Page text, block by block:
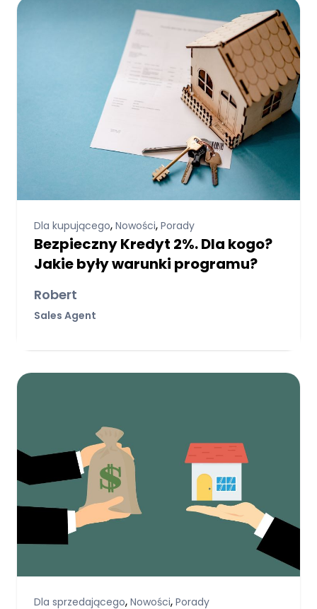
Dla kupującego, Nowości, Porady
Bezpieczny Kredyt 2%. Dla kogo?
Jakie były warunki programu?
Robert
Sales Agent
Dla sprzedającego, Nowości, Porady